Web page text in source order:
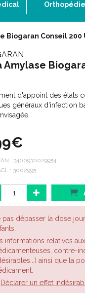
Orthopédie
Biogaran Conseil 200
Amylase
d'appoint des états
généraux d'infection
: 3400930029954
: 3002995
pas dépasser la dose
informations relatives
contre-
ainsi que la
Déclarer un effet